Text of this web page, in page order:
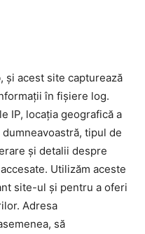
și acest site capturează
în fișiere log.
IP, locația geografică a
tipul de
și detalii despre
Utilizăm aceste
site-ul și pentru a oferi
Adresa
să